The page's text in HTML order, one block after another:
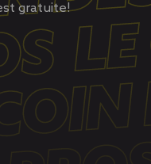
gratuite!